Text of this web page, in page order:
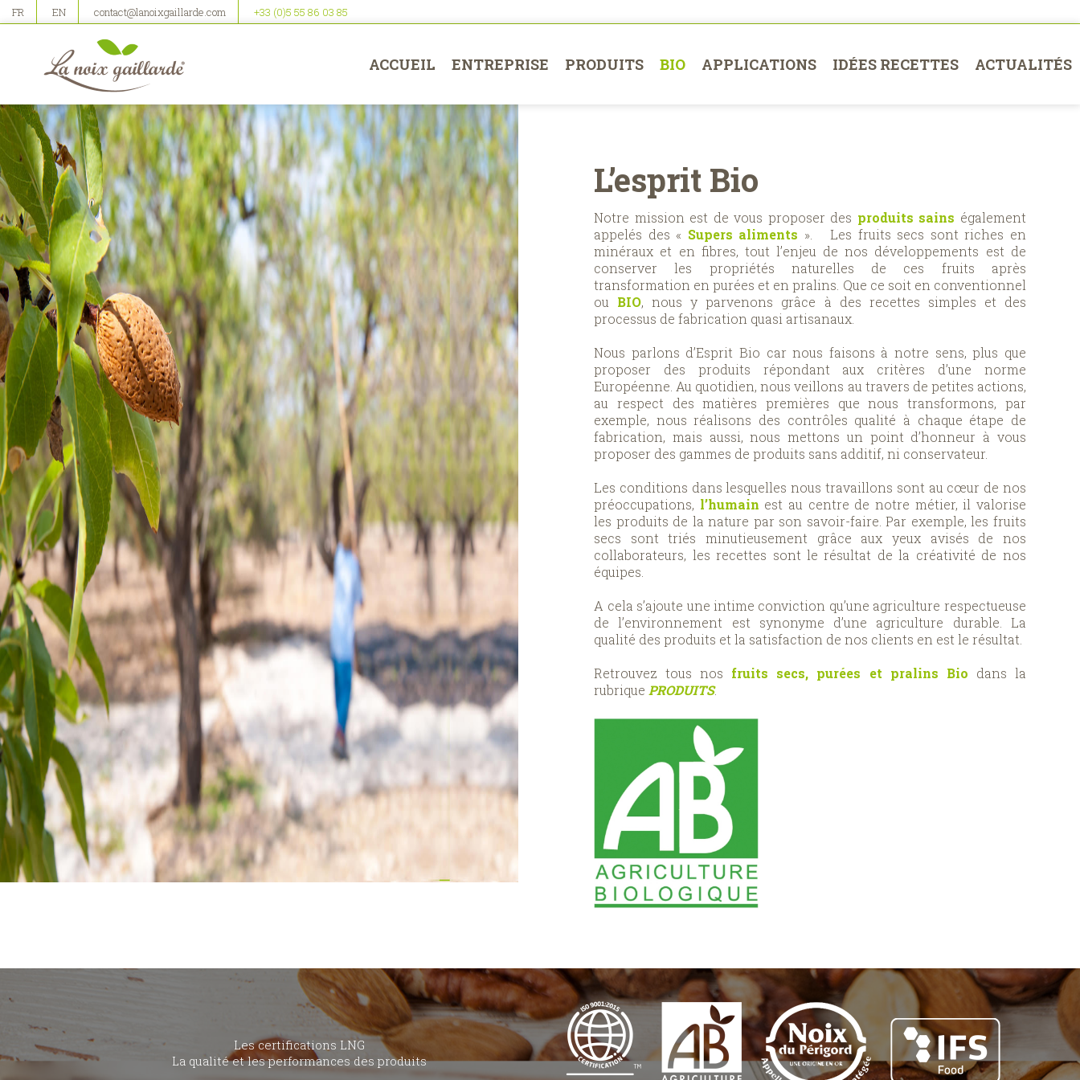
FR EN contact@lanoixgaillarde.com +33 (0)5 55 86 03 85
ACCUEIL ENTREPRISE PRODUITS BIO APPLICATIONS IDÉES RECETTES ACTUALITÉS
L’esprit Bio
Notre mission est de vous proposer des produits sains également
appelés des « Supers aliments ». Les fruits secs sont riches en
minéraux et en fibres, tout l’enjeu de nos développements est de
conserver les propriétés naturelles de ces fruits après
transformation en purées et en pralins. Que ce soit en conventionnel
ou BIO, nous y parvenons grâce à des recettes simples et des
processus de fabrication quasi artisanaux.
Nous parlons d’Esprit Bio car nous faisons à notre sens, plus que
proposer des produits répondant aux critères d’une norme
Européenne. Au quotidien, nous veillons au travers de petites actions,
au respect des matières premières que nous transformons, par
exemple, nous réalisons des contrôles qualité à chaque étape de
fabrication, mais aussi, nous mettons un point d’honneur à vous
proposer des gammes de produits sans additif, ni conservateur.
Les conditions dans lesquelles nous travaillons sont au cœur de nos
préoccupations, l’humain est au centre de notre métier, il valorise
les produits de la nature par son savoir-faire. Par exemple, les fruits
secs sont triés minutieusement grâce aux yeux avisés de nos
collaborateurs, les recettes sont le résultat de la créativité de nos
équipes.
A cela s’ajoute une intime conviction qu’une agriculture respectueuse
de l’environnement est synonyme d’une agriculture durable. La
qualité des produits et la satisfaction de nos clients en est le résultat.
Retrouvez tous nos fruits secs, purées et pralins Bio dans la
rubriquePRODUITS.
Les certifications LNG
La qualité et les performances des produits